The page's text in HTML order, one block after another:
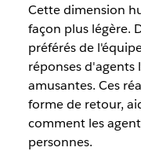
Cette dimension
façon plus légère.
préférés de
réponses d'agents
amusantes. Ces
forme de retour,
comment les
personnes.